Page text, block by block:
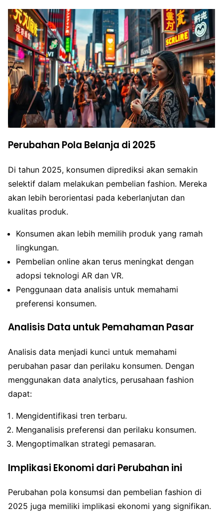
Perubahan Pola Belanja di 2025
Di tahun 2025, konsumen diprediksi akan semakin
selektif dalam melakukan pembelian fashion. Mereka
akan lebih berorientasi pada keberlanjutan dan
kualitas produk.
Konsumen akan lebih memilih produk yang ramah
lingkungan.
Pembelian online akan terus meningkat dengan
adopsi teknologi AR dan VR.
Penggunaan data analisis untuk memahami
preferensi konsumen.
Analisis Data untuk Pemahaman Pasar
Analisis data menjadi kunci untuk memahami
perubahan pasar dan perilaku konsumen. Dengan
menggunakan data analytics, perusahaan fashion
dapat:
Mengidentifikasi tren terbaru.
Menganalisis preferensi dan perilaku konsumen.
Mengoptimalkan strategi pemasaran.
Implikasi Ekonomi dari Perubahan ini
Perubahan pola konsumsi dan pembelian fashion di
2025 juga memiliki implikasi ekonomi yang signifikan.